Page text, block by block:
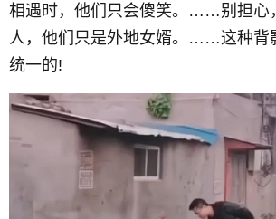
相遇时，他们只会傻笑。……别担心
人，他们只是外地女婿。……这种背
统一的!